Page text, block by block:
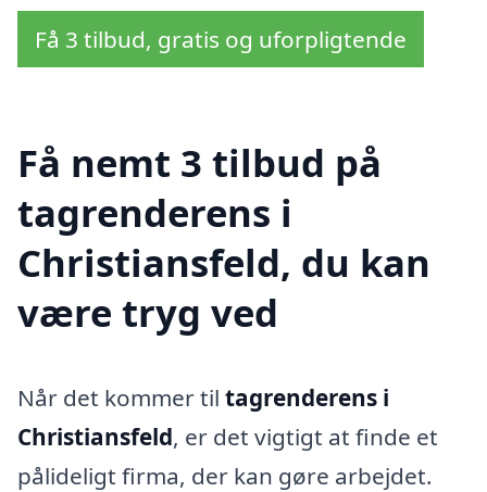
Få 3 tilbud, gratis og uforpligtende
Få nemt 3 tilbud på
tagrenderens i
Christiansfeld, du kan
være tryg ved
Når det kommer til tagrenderens i
Christiansfeld, er det vigtigt at finde et
pålideligt firma, der kan gøre arbejdet.